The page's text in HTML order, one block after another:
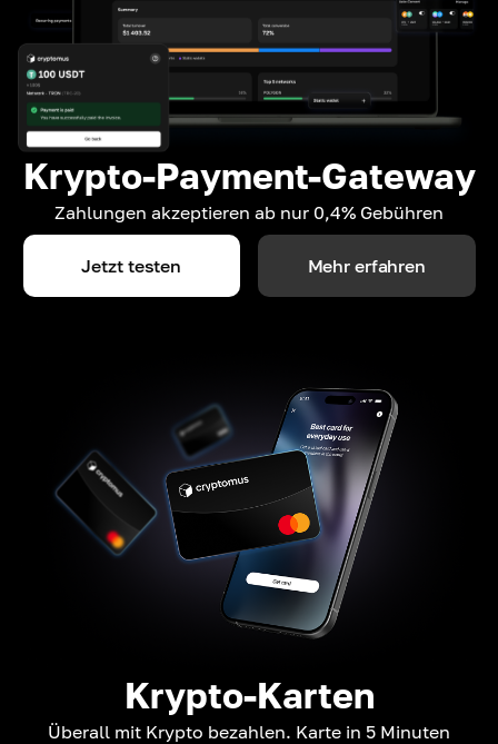
Krypto-Payment-Gateway
Zahlungen akzeptieren ab nur 0,4% Gebühren
Jetzt testen Mehr erfahren
Krypto-Karten
Überall mit Krypto bezahlen. Karte in 5 Minuten